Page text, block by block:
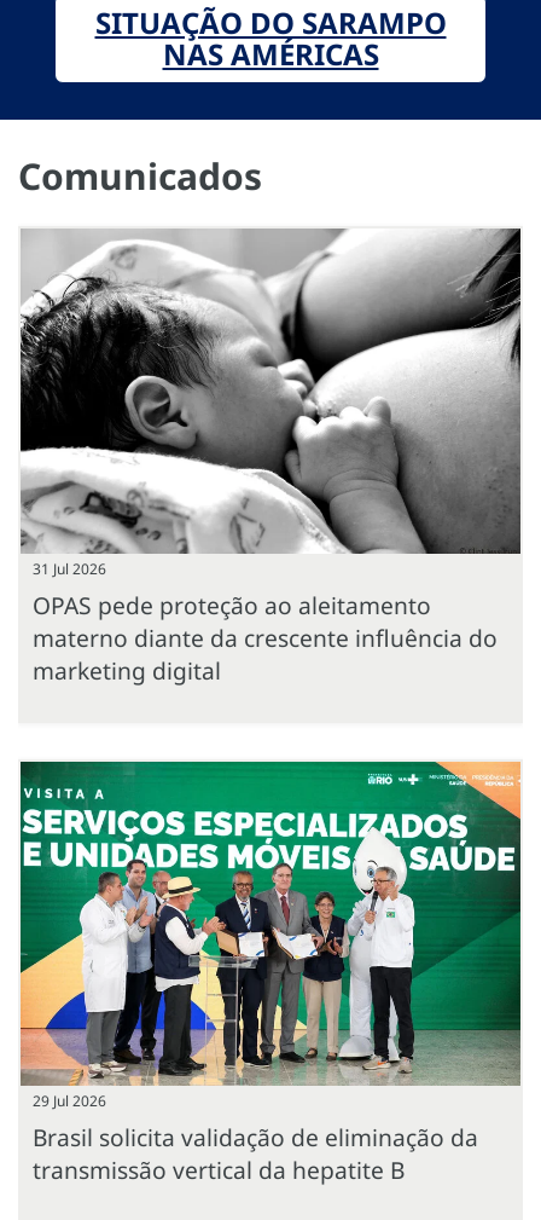
SITUAÇÃO DO SARAMPO
NAS AMÉRICAS
Comunicados
31 Jul 2026
OPAS pede proteção ao aleitamento
materno diante da crescente influência do
marketing digital
29 Jul 2026
Brasil solicita validação de eliminação da
transmissão vertical da hepatite B